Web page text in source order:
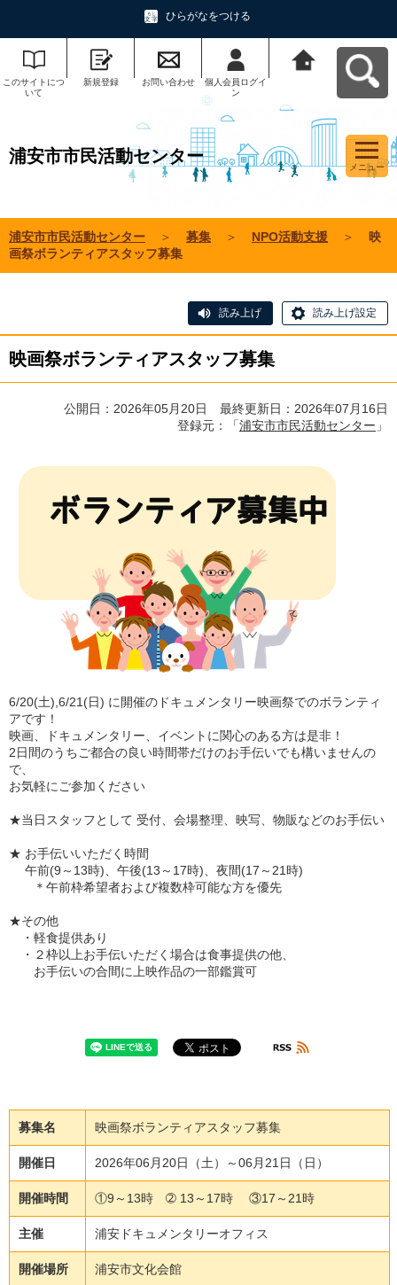
ひらがなをつける
このサイトにつ
いて
新規登録 お問い合わせ
個人会員ログイ
ン
浦安市市民活動センター
メニュー
浦安市市民活動センター ＞ 募集 ＞ NPO活動支援 ＞
映
画祭ボランティアスタッフ募集
読み上げ 読み上げ設定
映画祭ボランティアスタッフ募集
公開日：2026年05月20日 最終更新日：2026年07月16日
登録元：「浦安市市民活動センター 」
6/20(土),6/21(日) に開催のドキュメンタリー映画祭でのボランティ
アです！
映画、ドキュメンタリー、イベントに関心のある方は是非！
2日間のうちご都合の良い時間帯だけのお手伝いでも構いませんの
で、
お気軽にご参加ください
★当日スタッフとして 受付、会場整理、映写、物販などのお手伝い
★ お手伝いいただく時間
午前(9～13時)、午後(13～17時)、夜間(17～21時)
＊午前枠希望者および複数枠可能な方を優先
★その他
・軽食提供あり
・２枠以上お手伝いただく場合は食事提供の他、
お手伝いの合間に上映作品の一部鑑賞可
募集名 映画祭ボランティアスタッフ募集
開催日 2026年06月20日（土）～06月21日（日）
開催時間 ①9～13時 ➁ 13～17時 ③17～21時
主催 浦安ドキュメンタリーオフィス
開催場所 浦安市文化会館